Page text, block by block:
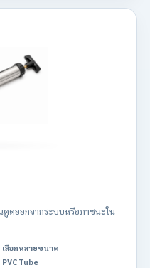
ดูดออกจากระบบหรือภาชนะใน
เลือกหลายขนาด
PVC Tube